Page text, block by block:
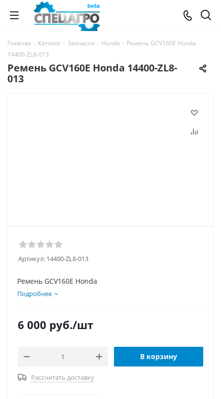
Главная - Каталог - Запчасти - Honda - Ремень GCV160E Honda
14400-ZL8-013
Ремень GCV160E Honda 14400-ZL8-
013
Артикул: 14400-ZL8-013
Ремень GCV160E Honda
Подробнее
6 000 руб./шт
В корзину
Рассчитать доставку